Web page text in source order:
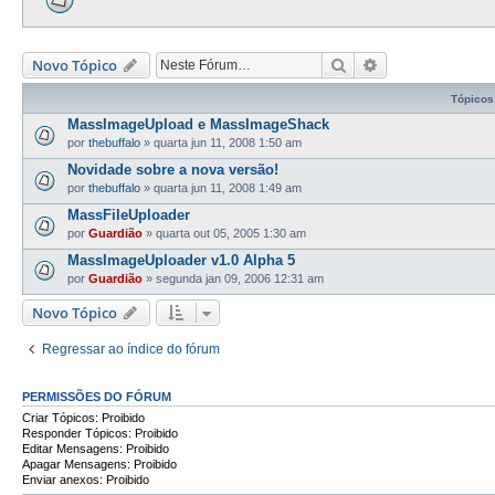
Novo Tópico Pesquisar
Tópicos
MassImageUpload e MassImageShack
por thebuffalo » quarta jun 11, 2008 1:50 am
Novidade sobre a nova versão!
por thebuffalo » quarta jun 11, 2008 1:49 am
MassFileUploader
por Guardião » quarta out 05, 2005 1:30 am
MassImageUploader v1.0 Alpha 5
por Guardião » segunda jan 09, 2006 12:31 am
Novo Tópico
Regressar ao índice do fórum
PERMISSÕES DO FÓRUM
Criar Tópicos: Proibido
Responder Tópicos: Proibido
Editar Mensagens: Proibido
Apagar Mensagens: Proibido
Enviar anexos: Proibido